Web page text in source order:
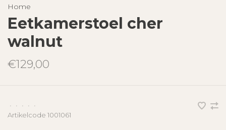
Home
Eetkamerstoel cher
walnut
€129,00
• • • •
•
Artikelcode 1001061